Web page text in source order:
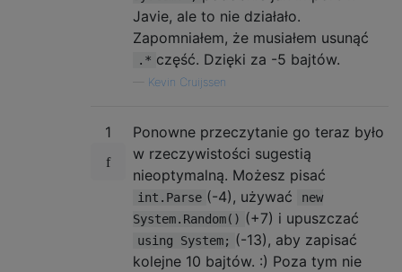
Javie, ale to nie działało.
Zapomniałem, że musiałem usunąć
.* część. Dzięki za -5 bajtów.
Kevin Cruijssen
1
Ponowne przeczytanie go teraz było
w rzeczywistości sugestią
nieoptymalną. Możesz pisać
int.Parse (-4), używać
new
System.Random() (+7) i upuszczać
using System; (-13), aby zapisać
kolejne 10 bajtów. :) Poza tym nie